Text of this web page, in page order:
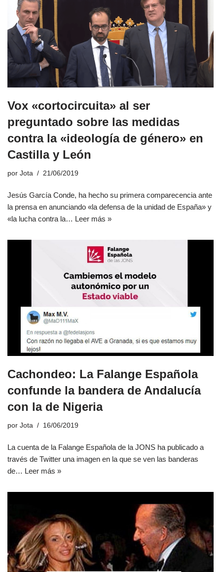
Vox «cortocircuita» al ser
preguntado sobre las medidas
contra la «ideología de género» en
Castilla y León
por Jota 21/06/2019
Jesús García Conde, ha hecho su primera comparecencia ante
la prensa en anunciando «la defensa de la unidad de España» y
«la lucha contra la… Leer más »
Cachondeo: La Falange Española
confunde la bandera de Andalucía
con la de Nigeria
por Jota 16/06/2019
La cuenta de la Falange Española de la JONS ha publicado a
través de Twitter una imagen en la que se ven las banderas
de… Leer más »